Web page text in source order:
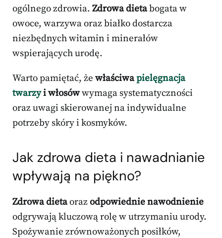
ogólnego zdrowia. Zdrowa dietabogata w
owoce, warzywa oraz białko dostarcza
niezbędnych witamin i minerałów
wspierających urodę.
Warto pamiętać, że właściwapielęgnacja
twarzyi włosówwymaga systematyczności
oraz uwagi skierowanej na indywidualne
potrzeby skóry i kosmyków.
Jak zdrowa dieta i nawadnianie
wpływają na piękno?
Zdrowa dietaorazodpowiednie nawodnienie
odgrywają kluczową rolę w utrzymaniu urody.
Spożywanie zrównoważonych posiłków,